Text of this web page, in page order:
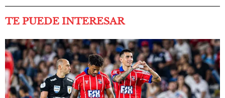
TE PUEDE INTERESAR